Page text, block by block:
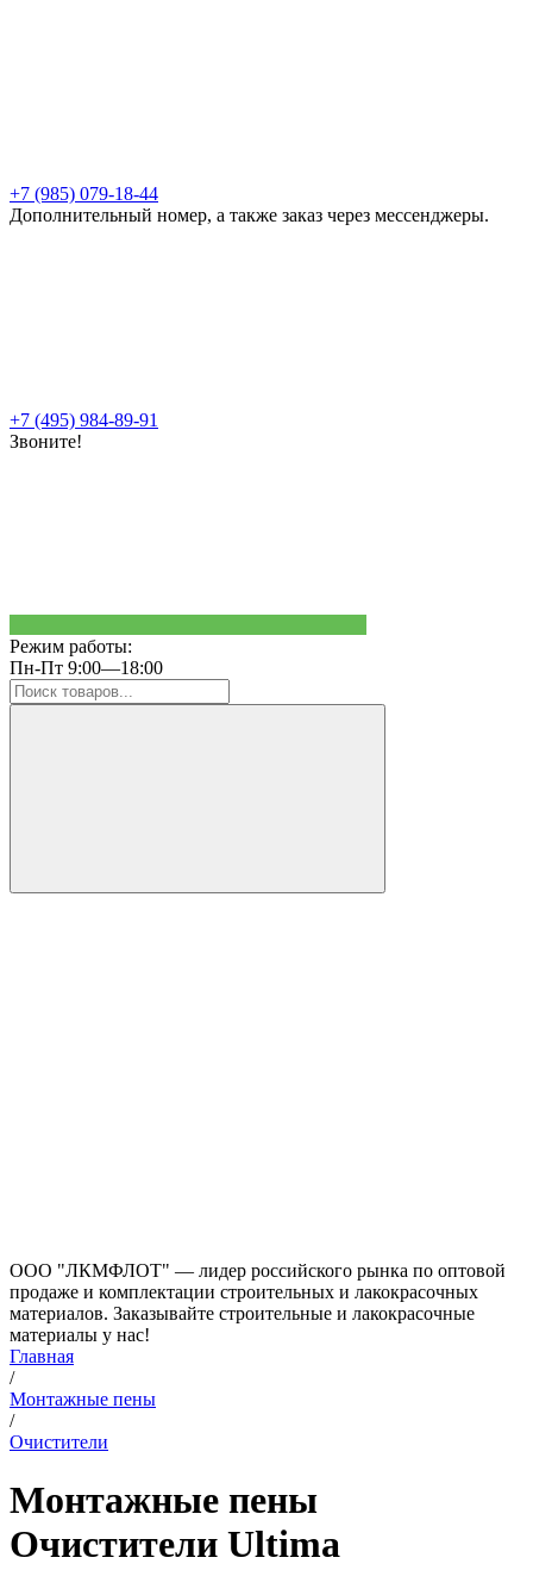
+7 (985) 079-18-44
Дополнительный номер, а также заказ через мессенджеры.
+7 (495) 984-89-91
Звоните!
Режим работы:
Пн-Пт 9:00—18:00
ООО "ЛКМФЛОТ" — лидер российского рынка по оптовой
продаже и комплектации строительных и лакокрасочных
материалов. Заказывайте строительные и лакокрасочные
материалы у нас!
Главная
/
Монтажные пены
/
Очистители
Монтажные пены
Очистители Ultima